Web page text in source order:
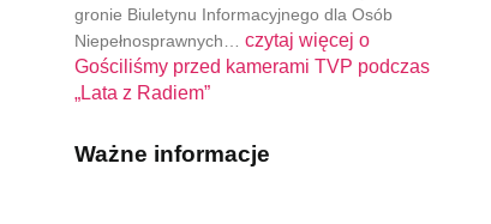
gronie Biuletynu Informacyjnego dla Osób
Niepełnosprawnych… czytaj więcej o
Gościliśmy przed kamerami TVP podczas
„Lata z Radiem”
Ważne informacje